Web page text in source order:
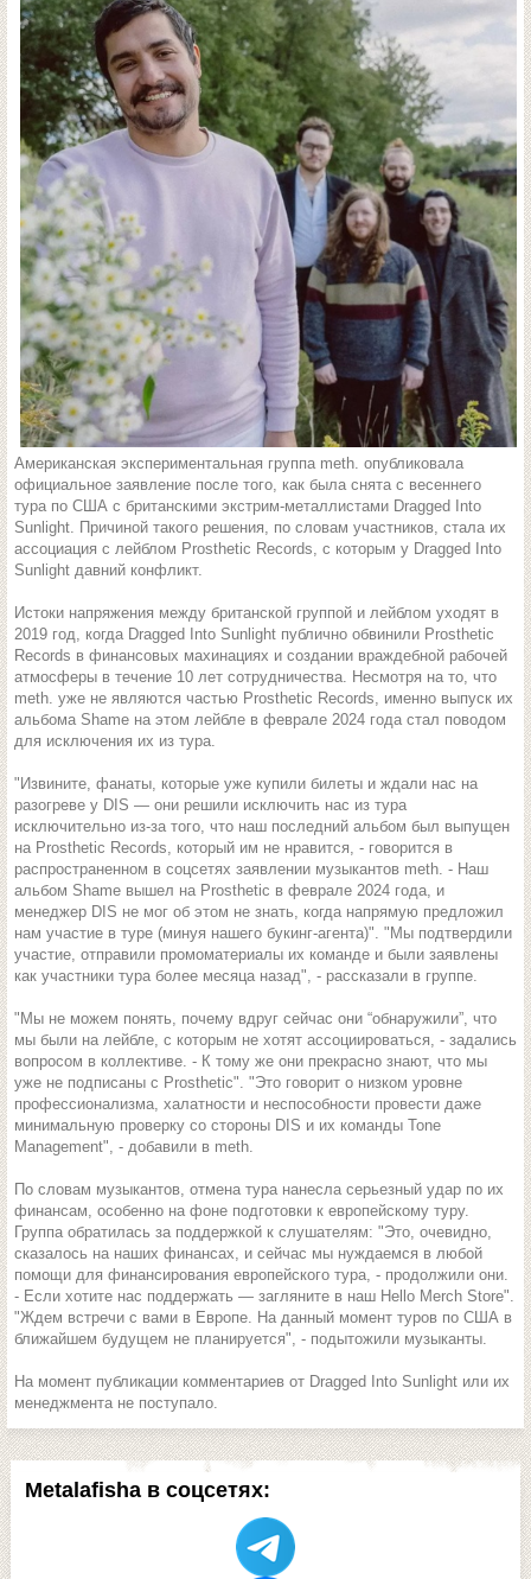
Metalafisha в соцсетях:
Американская экспериментальная группа meth. опубликовала
официальное заявление после того, как была снята с весеннего
тура по США с британскими экстрим-металлистами Dragged Into
Sunlight. Причиной такого решения, по словам участников, стала их
ассоциация с лейблом Prosthetic Records, с которым у Dragged Into
Sunlight давний конфликт.
Истоки напряжения между британской группой и лейблом уходят в
2019 год, когда Dragged Into Sunlight публично обвинили Prosthetic
Records в финансовых махинациях и создании враждебной рабочей
атмосферы в течение 10 лет сотрудничества. Несмотря на то, что
meth. уже не являются частью Prosthetic Records, именно выпуск их
альбома Shame на этом лейбле в феврале 2024 года стал поводом
для исключения их из тура.
"Извините, фанаты, которые уже купили билеты и ждали нас на
разогреве у DIS — они решили исключить нас из тура
исключительно из-за того, что наш последний альбом был выпущен
на Prosthetic Records, который им не нравится, - говорится в
распространенном в соцсетях заявлении музыкантов meth. - Наш
альбом Shame вышел на Prosthetic в феврале 2024 года, и
менеджер DIS не мог об этом не знать, когда напрямую предложил
нам участие в туре (минуя нашего букинг-агента)". "Мы подтвердили
участие, отправили промоматериалы их команде и были заявлены
как участники тура более месяца назад", - рассказали в группе.
"Мы не можем понять, почему вдруг сейчас они “обнаружили”, что
мы были на лейбле, с которым не хотят ассоциироваться, - задались
вопросом в коллективе. - К тому же они прекрасно знают, что мы
уже не подписаны с Prosthetic". "Это говорит о низком уровне
профессионализма, халатности и неспособности провести даже
минимальную проверку со стороны DIS и их команды Tone
Management", - добавили в meth.
По словам музыкантов, отмена тура нанесла серьезный удар по их
финансам, особенно на фоне подготовки к европейскому туру.
Группа обратилась за поддержкой к слушателям: "Это, очевидно,
сказалось на наших финансах, и сейчас мы нуждаемся в любой
помощи для финансирования европейского тура, - продолжили они.
- Если хотите нас поддержать — загляните в наш Hello Merch Store".
"Ждем встречи с вами в Европе. На данный момент туров по США в
ближайшем будущем не планируется", - подытожили музыканты.
На момент публикации комментариев от Dragged Into Sunlight или их
менеджмента не поступало.